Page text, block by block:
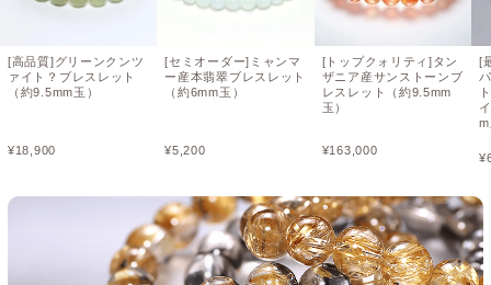
[高品質]グリーンクンツ
ァイト？ブレスレット
（約9.5mm玉）
¥18,900
[セミオーダー]ミャンマ
ー産本翡翠ブレスレット
（約6mm玉）
¥5,200
[トップクォリティ]タン
ザニア産サンストーンブ
レスレット（約9.5mm
玉）
¥163,000
[
¥